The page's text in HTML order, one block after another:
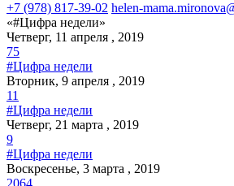
+7 (978) 817-39-02 helen-
«#Цифра недели»
Четверг, 11 апреля , 2019
75
#Цифра недели
Вторник, 9 апреля , 2019
11
#Цифра недели
Четверг, 21 марта , 2019
9
#Цифра недели
Воскресенье, 3 марта , 2019
2064